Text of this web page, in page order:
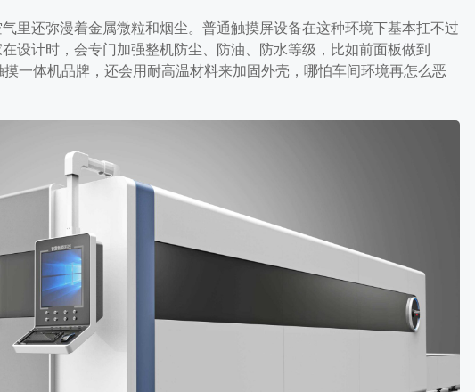
里还弥漫着金属微粒和烟尘。普通触摸屏设备在这种环境下基本扛不过
设计时，会专门加强整机防尘、防油、防水等级，比如前面板做到
一体机品牌，还会用耐高温材料来加固外壳，哪怕车间环境再怎么恶